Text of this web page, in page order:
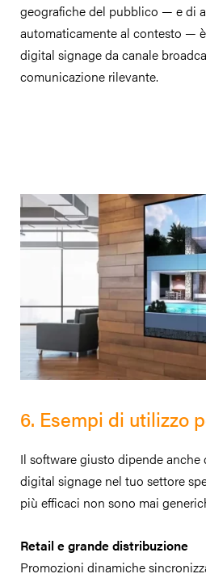
geografiche del pubblico — e di
automaticamente al contesto —
digital signage da canale
comunicazione rilevante.
6. Esempi di utilizzo
Il software giusto dipende anche
digital signage nel tuo settore
più efficaci non sono mai
Retail e grande distribuzione
Promozioni dinamiche